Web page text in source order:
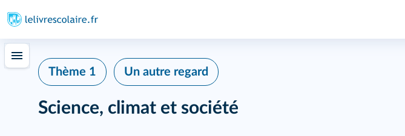
Thème 1 Un autre regard
Science, climat et société